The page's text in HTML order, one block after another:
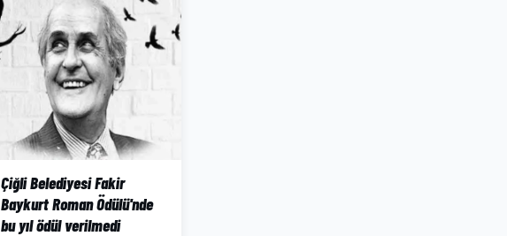
Çiğli Belediyesi Fakir
Baykurt Roman Ödülü'nde
bu yıl ödül verilmedi